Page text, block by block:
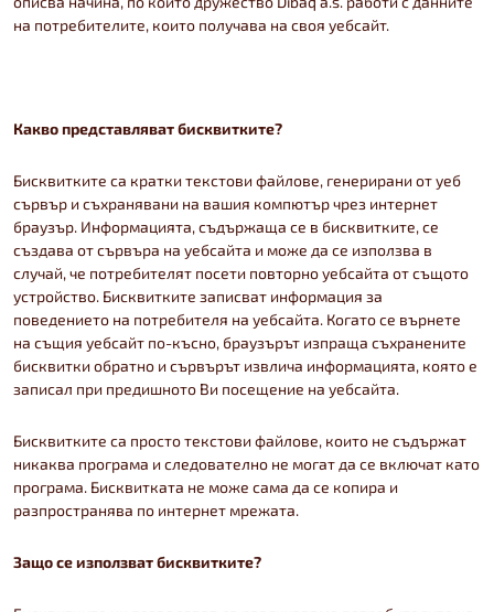
на потребителите, които получава на своя уебсайт.
Какво представляват бисквитките?
Бисквитките са кратки текстови файлове, генерирани от уеб
сървър и съхранявани на вашия компютър чрез интернет
браузър. Информацията, съдържаща се в бисквитките, се
създава от сървъра на уебсайта и може да се използва в
случай, че потребителят посети повторно уебсайта от същото
устройство. Бисквитките записват информация за
поведението на потребителя на уебсайта. Когато се върнете
на същия уебсайт по-късно, браузърът изпраща съхранените
бисквитки обратно и сървърът извлича информацията, която е
записал при предишното Ви посещение на уебсайта.
Бисквитките са просто текстови файлове, които не съдържат
никаква програма и следователно не могат да се включат като
програма. Бисквитката не може сама да се копира и
разпространява по интернет мрежата.
Защо се използват бисквитките?